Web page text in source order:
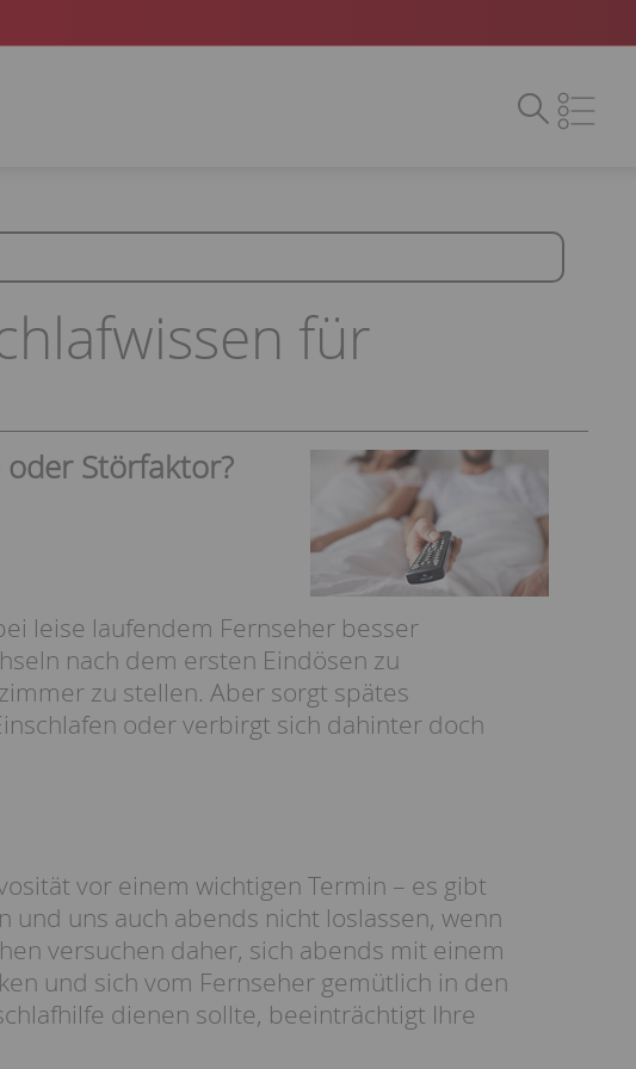
für
oder Störfaktor?
leise laufendem Fernseher besser
nach dem ersten Eindösen zu
zu stellen. Aber sorgt spätes
oder verbirgt sich dahinter doch
vor einem wichtigen Termin – es gibt
und uns auch abends nicht loslassen, wenn
versuchen daher, sich abends mit einem
und sich vom Fernseher gemütlich in den
dienen sollte, beeinträchtigt Ihre